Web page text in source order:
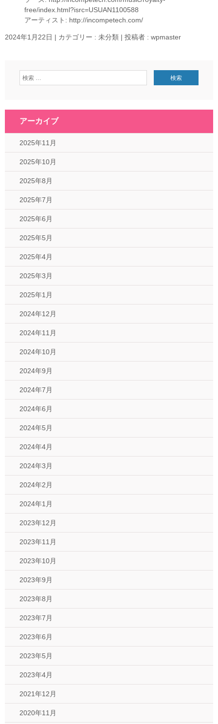
free/index.html?isrc=USUAN1100588
アーティスト: http://incompetech.com/
2024年1月22日 | カテゴリー : 未分類 | 投稿者 : wpmaster
アーカイブ
2025年11月
2025年10月
2025年8月
2025年7月
2025年6月
2025年5月
2025年4月
2025年3月
2025年1月
2024年12月
2024年11月
2024年10月
2024年9月
2024年7月
2024年6月
2024年5月
2024年4月
2024年3月
2024年2月
2024年1月
2023年12月
2023年11月
2023年10月
2023年9月
2023年8月
2023年7月
2023年6月
2023年5月
2023年4月
2021年12月
2020年11月